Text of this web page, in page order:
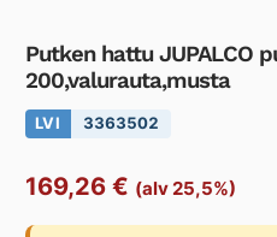
Putken hattu JUPALCO
200,valurauta,musta
LVI 3363502
169,26 € (alv 25,5%)